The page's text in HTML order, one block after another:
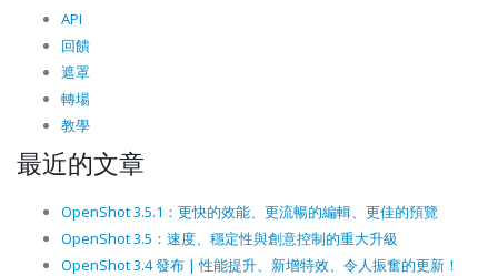
API
回饋
遮罩
轉場
教學
最近的文章
OpenShot 3.5.1：更快的效能、更流暢的編輯、更佳的預覽
OpenShot 3.5：速度、穩定性與創意控制的重大升級
OpenShot 3.4 發布 | 性能提升、新增特效、令人振奮的更新！